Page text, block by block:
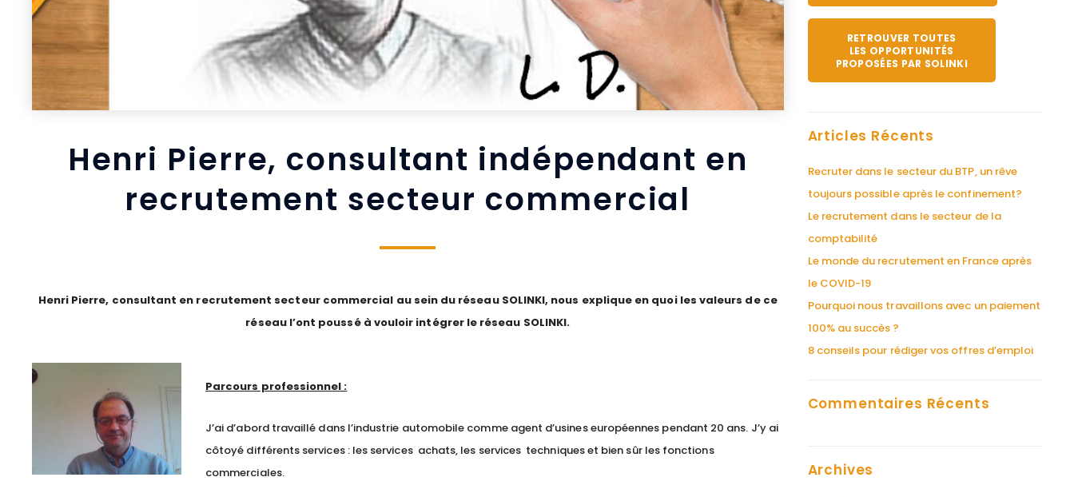
Henri Pierre, consultant indépendant en
recrutement secteur commercial
Henri Pierre, consultant en recrutement secteur commercial au sein du réseau SOLINKI, nous explique en quoi les valeurs de ce
réseau l’ont poussé à vouloir intégrer le réseau SOLINKI.
Parcours professionnel :
J’ai d’abord travaillé dans l’industrie automobile comme agent d’usines européennes pendant 20 ans. J’y ai
côtoyé différents services : les services achats, les services techniques et bien sûr les fonctions
commerciales.
RETROUVER TOUTES
LES OPPORTUNITÉS
PROPOSÉES PAR SOLINKI
Articles Récents
Recruter dans le secteur du BTP, un rêve
toujours possible après le confinement?
Le recrutement dans le secteur de la
comptabilité
Le monde du recrutement en France après
le COVID-19
Pourquoi nous travaillons avec un paiement
100% au succès ?
8 conseils pour rédiger vos offres d’emploi
Commentaires Récents
Archives